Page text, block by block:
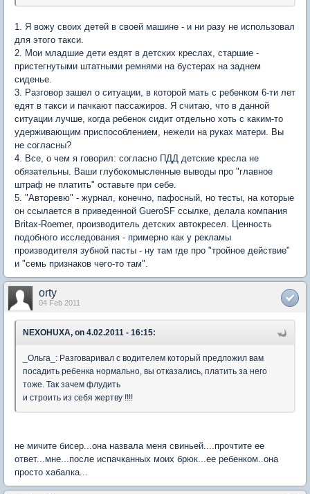
1. Я вожу своих детей в своей машине - и ни разу не использовал
для этого такси.
2. Мои младшие дети ездят в детских креслах, старшие -
пристегнутыми штатными ремнями на бустерах на заднем
сиденье.
3. Разговор зашел о ситуации, в которой мать с ребенком 6-ти лет
едят в такси и пачкают пассажиров. Я считаю, что в данной
ситуации лучше, когда ребенок сидит отдельно хоть с каким-то
удерживающим приспособлением, нежели на руках матери. Вы
не согласны?
4. Все, о чем я говорил: согласно ПДД детские кресла не
обязательны. Ваши глубокомысленные выводы про "главное
штраф не платить" оставьте при себе.
5. "Авторевю" - журнал, конечно, пафосный, но тесты, на которые
он ссылается в приведенной GueroSF ссылке, делала компания
Britax-Roemer, производитель детских автокресел. Ценность
подобного исследования - примерно как у рекламы
производителя зубной пасты - ну там где про "тройное действие"
и "семь признаков чего-то там".
orty
04 Feb 2011
NEXOHUXA, on 4.02.2011 - 16:15:
_Ольга_: Разговаривал с водителем который предложил вам
посадить ребенка нормально, вы отказались, платить за него
тоже. Так зачем флудить
и строить из себя жертву !!!!
не мичите бисер...она назвала меня свиньей....прочтите ее
ответ...мне...после испачканных моих брюк...ее ребенком..она
просто хабалка...